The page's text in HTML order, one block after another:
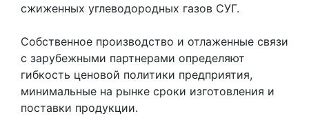
сжиженных углеводородных газов СУГ.
Собственное производство и отлаженные связи
с зарубежными партнерами определяют
гибкость ценовой политики предприятия,
минимальные на рынке сроки изготовления и
поставки продукции.